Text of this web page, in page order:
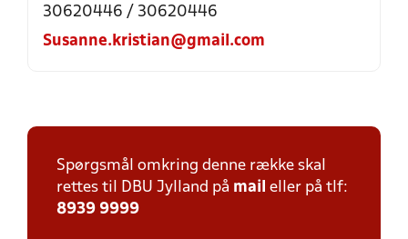
30620446 / 30620446
Susanne.kristian@gmail.com
Spørgsmål omkring denne række skal
rettes til DBU Jylland på mail eller på tlf:
8939 9999